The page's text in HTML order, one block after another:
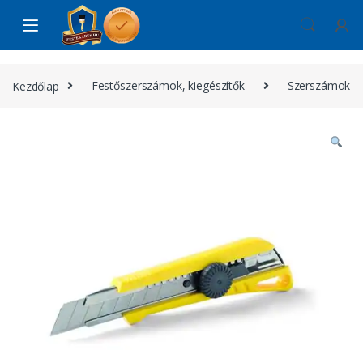
Skip to navigation
Skip to content
Kezdőlap Festőszerszámok, kiegészítők Szerszámok